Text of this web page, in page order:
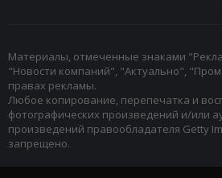
Материалы, отмеченные знаками
"Новости компаний", "Актуально",
правах рекламы.
Любое копирование, перепечатка и
фотографических произведений и/или
произведений правообладателя Getty
запрещено.